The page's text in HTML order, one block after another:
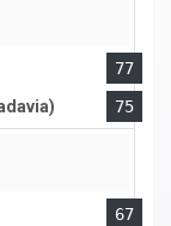
77
75
67